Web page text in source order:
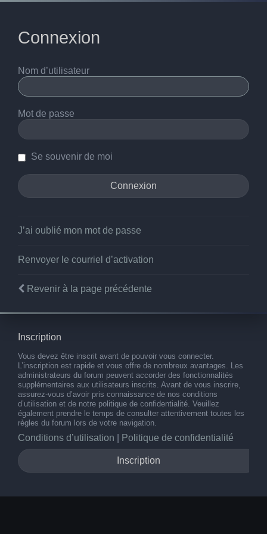
Connexion
Nom d’utilisateur
Mot de passe
Se souvenir de moi
J’ai oublié mon mot de passe
Renvoyer le courriel d’activation
Revenir à la page précédente
Inscription
Vous devez être inscrit avant de pouvoir vous connecter.
L’inscription est rapide et vous offre de nombreux avantages. Les
administrateurs du forum peuvent accorder des fonctionnalités
supplémentaires aux utilisateurs inscrits. Avant de vous inscrire,
assurez-vous d’avoir pris connaissance de nos conditions
d’utilisation et de notre politique de confidentialité. Veuillez
également prendre le temps de consulter attentivement toutes les
règles du forum lors de votre navigation.
Conditions d’utilisation Politique de confidentialité
Inscription